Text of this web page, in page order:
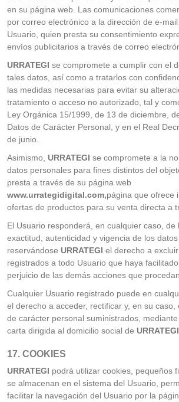
en su página web. Las comunicaciones
por correo electrónico a la dirección de e-
Usuario, quien presta su consentimiento
envíos publicitarios a través de correo
URRATEGI se compromete a cumplir con el
tales datos, así como a tratarlos con
las medidas necesarias para evitar su
tratamiento o acceso no autorizado, tal y
Ley Orgánica 15/1999, de 13 de diciembre,
Datos de Carácter Personal, y en el Real
de junio.
Asimismo, URRATEGI se compromete a la
datos personales para fines distintos del
presta a través de su página web
www.urrategidigital.com,página que ofrece
ofertas de productos para su venta directa a
El Usuario responderá, en cualquier caso, de
exactitud, autenticidad y vigencia de los datos
reservándose URRATEGI el derecho a
registrados a todo Usuario que haya
perjuicio de las demás acciones que
Cualquier Usuario registrado puede en
el derecho a acceder, rectificar y, en su caso,
de carácter personal suministrados,
carta dirigida al domicilio social de URRATEGI
17. COOKIES
URRATEGI podrá utilizar cookies, pequeños
se almacenan en el sistema del Usuario,
facilitar la navegación del Usuario por la